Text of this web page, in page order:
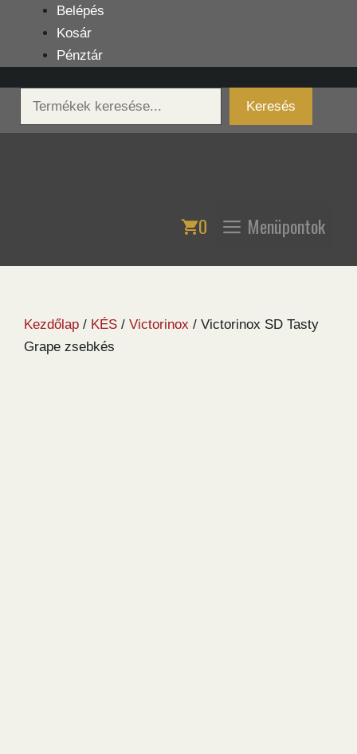
tartalomba
Belépés
Kosár
Pénztár
Keresés
Keresés
0 Menüpontok
Kezdőlap / KÉS / Victorinox / Victorinox SD Tasty
Grape zsebkés